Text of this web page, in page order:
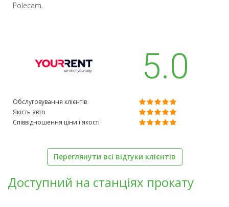
Polecam.
5.0
Обслуговування клієнтів
Якість авто
Співвідношення ціни і якості
Переглянути всі відгуки клієнтів
Доступний на станціях прокату